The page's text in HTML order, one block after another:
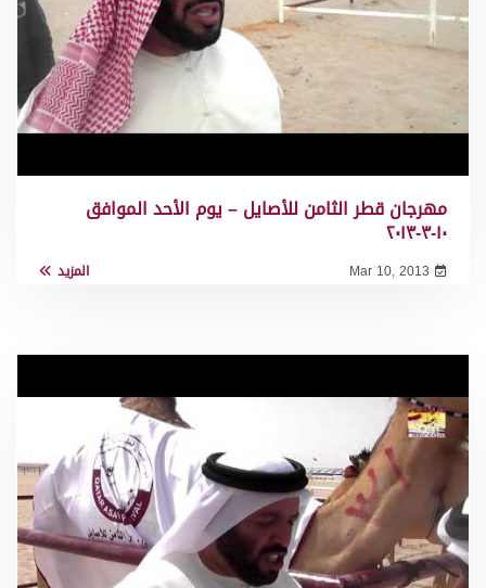
مهرجان قطر الثامن للأصايل – يوم الأحد الموافق
١٠-٣-٢٠١٣
Mar 10, 2013 المزيد